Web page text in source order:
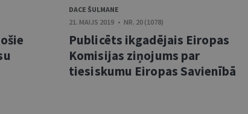
DACE ŠULMANE
21. MAIJS 2019 • NR. 20 (1078)
Publicēts ikgadējais Eiropas
Komisijas ziņojums par
tiesiskumu Eiropas Savienībā